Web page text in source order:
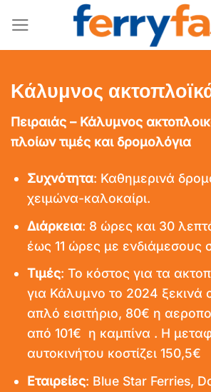
στο
περιεχόμενο
Κάλυμνος
Πειραιάς – Κάλυμνος
πλοίων τιμές και δρομολόγια
Συχνότητα: Καθημερινά
χειμώνα-καλοκαίρι.
Διάρκεια: 8 ώρες και 30
έως 11 ώρες με ενδιάμεσους
Τιμές: Το κόστος για τα
για Κάλυμνο το 2024 ξεκινά
απλό εισιτήριο, 80€ η
από 101€ η καμπίνα . Η
αυτοκινήτου κοστίζει 150,5€
Εταιρείες: Blue Star Ferries,